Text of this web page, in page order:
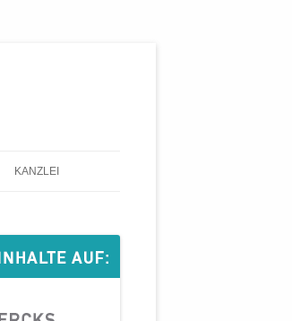
KANZLEI